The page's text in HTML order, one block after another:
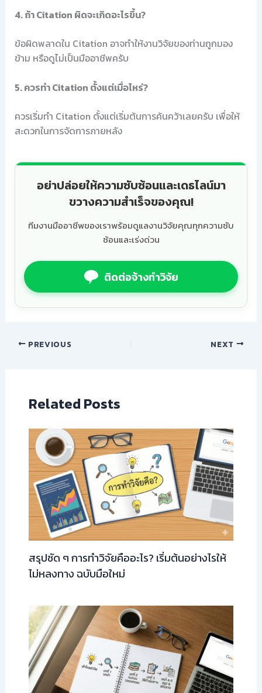
4. ถ้า Citation ผิดจะเกิดอะไรขึ้น?
ข้อผิดพลาดใน Citation อาจทำให้งานวิจัยของท่านถูกมอง
ข้าม หรือดูไม่เป็นมืออาชีพครับ
5. ควรทำ Citation ตั้งแต่เมื่อไหร่?
ควรเริ่มทำ Citation ตั้งแต่เริ่มต้นการค้นคว้าเลยครับ เพื่อให้
สะดวกในการจัดการภายหลัง
อย่าปล่อยให้ความซับซ้อนและเดธไลน์มา
ขวางความสำเร็จของคุณ!
ทีมงานมืออาชีพของเราพร้อมดูแลงานวิจัยคุณทุกความซับ
ซ้อนและเร่งด่วน
ติดต่อจ้างทำวิจัย
PREVIOUS NEXT
Related Posts
สรุปชัด ๆ การทำวิจัยคืออะไร? เริ่มต้นอย่างไรให้
ไม่หลงทาง ฉบับมือใหม่